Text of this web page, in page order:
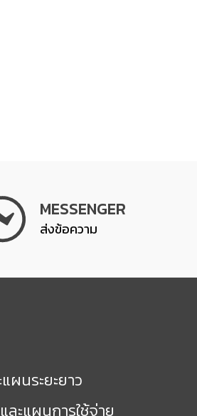
MESSENGER
ส่งข้อความ
ผนระยะยาว
ะแผนการใช้จ่าย